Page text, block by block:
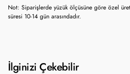
Not: Siparişlerde yüzük ölçüsüne göre özel
süresi 10-14 gün arasındadır.
İlginizi Çekebilir